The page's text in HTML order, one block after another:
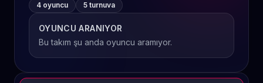
4 oyuncu
5 turnuva
OYUNCU ARANIYOR
Bu takım şu anda oyuncu aramıyor.